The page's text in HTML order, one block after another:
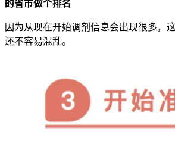
的省市做个排名
因为从现在开始调剂信息会出现很多，
还不容易混乱。